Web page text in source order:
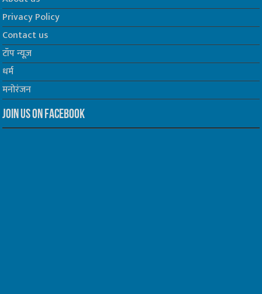
Privacy Policy
Contact us
टॉप न्यूज़
धर्म
मनोरंजन
Join us on Facebook